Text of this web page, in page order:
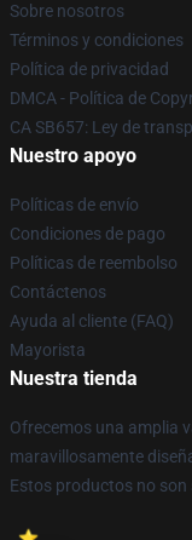
Sobre nosotros
Términos y condiciones
Política de privacidad
DMCA - Política de
CA SB657: Ley de
Nuestro apoyo
Políticas de envío
Condiciones de pago
Políticas de reembolso
Contáctenos
Ayuda al cliente (FAQ)
Mayorista
Nuestra tienda
Ofrecemos una amplia
maravillosamente
Estos productos no son